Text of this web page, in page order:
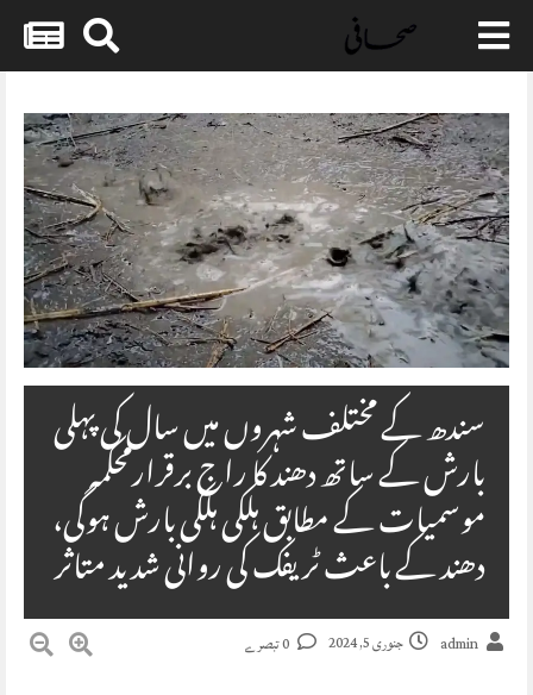
Skip
content
سندھ کے مختلف شہروں میں سال کی پہلی
بارش کے ساتھ دھند کا راج برقرارمحکمہ
موسمیات کے مطابق ہلکی ہلکی بارش ہوگی،
دھند کے باعث ٹریفک کی روانی شدید متاثر
admin جنوری 5, 2024